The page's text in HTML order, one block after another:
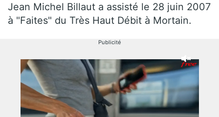
Jean Michel Billaut a assisté le 28 juin 2007
à "Faites" du Très Haut Débit à Mortain.
Publicité